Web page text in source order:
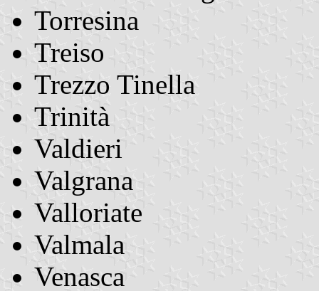
Torresina
Treiso
Trezzo Tinella
Trinità
Valdieri
Valgrana
Valloriate
Valmala
Venasca